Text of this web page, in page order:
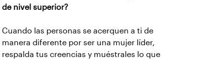
de nivel superior?
Cuando las personas se acerquen a ti de
manera diferente por ser una mujer líder,
respalda tus creencias y muéstrales lo que